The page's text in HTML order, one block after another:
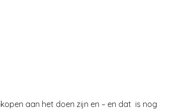
aan het doen zijn en – en dat is nog